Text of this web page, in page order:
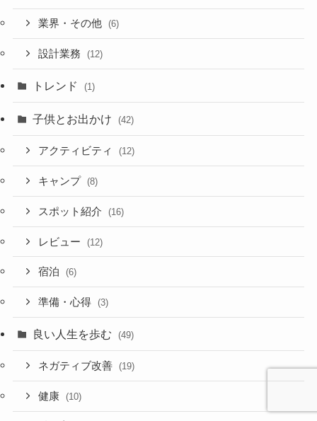
業界・その他 (6)
設計業務 (12)
トレンド (1)
子供とお出かけ (42)
アクティビティ (12)
キャンプ (8)
スポット紹介 (16)
レビュー (12)
宿泊 (6)
準備・心得 (3)
良い人生を歩む (49)
ネガティブ改善 (19)
健康 (10)